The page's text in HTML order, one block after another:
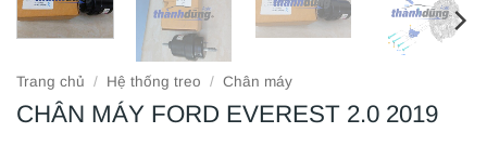
Trang chủ / Hệ thống treo / Chân máy
CHÂN MÁY FORD EVEREST 2.0 2019